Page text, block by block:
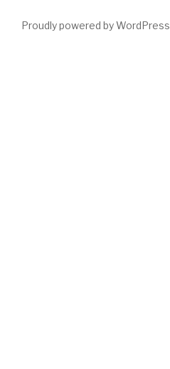
Proudly powered by WordPress